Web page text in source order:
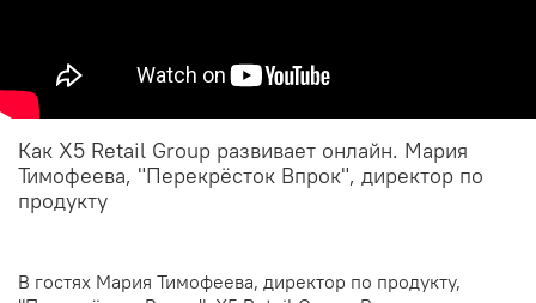
Как X5 Retail Group развивает онлайн. Мария
Тимофеева, "Перекрёсток Впрок", директор по
продукту
В гостях Мария Тимофеева, директор по продукту,